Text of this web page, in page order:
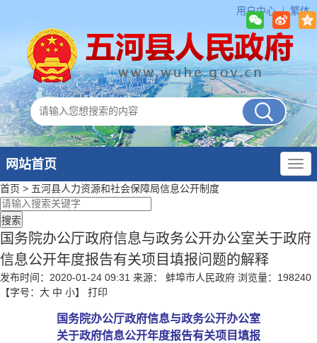
用户中心 繁体
网站首页
首页 > 五河县人力资源和社会保障局信息公开制度
国务院办公厅政府信息与政务公开办公室关于政府
信息公开年度报告有关项目填报问题的解释
发布时间：2020-01-24 09:31 来源： 蚌埠市人民政府 浏览量： 198240
【字号： 大 中 小】 打印
国务院办公厅政府信息与政务公开办公室
关于政府信息公开年度报告有关项目填报